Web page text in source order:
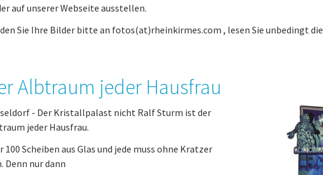
auf unserer Webseite ausstellen.
Sie Ihre Bilder bitte an fotos(at)rheinkirmes.com , lesen Sie unbedingt die
Albtraum jeder Hausfrau
- Der Kristallpalast nicht Ralf Sturm ist der
jeder Hausfrau.
100 Scheiben aus Glas und jede muss ohne Kratzer
Denn nur dann